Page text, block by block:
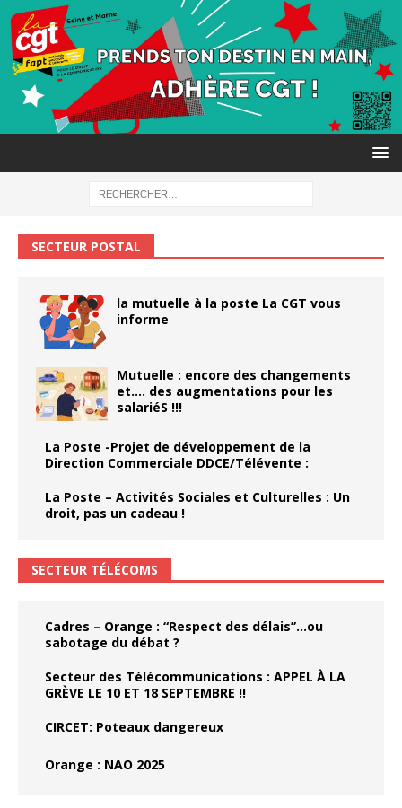
SECTEUR POSTAL
la mutuelle à la poste La CGT vous
informe
Mutuelle : encore des changements
et…. des augmentations pour les
salariéS !!!
La Poste -Projet de développement de la
Direction Commerciale DDCE/Télévente :
La Poste – Activités Sociales et Culturelles : Un
droit, pas un cadeau !
SECTEUR TÉLÉCOMS
Cadres – Orange : “Respect des délais”…ou
sabotage du débat ?
Secteur des Télécommunications : APPEL À LA
GRÈVE LE 10 ET 18 SEPTEMBRE !!
CIRCET: Poteaux dangereux
Orange : NAO 2025